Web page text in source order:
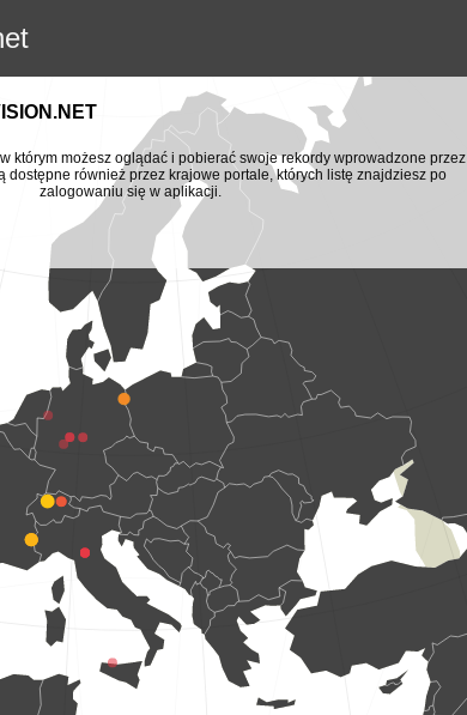
którym możesz oglądać i pobierać swoje rekordy wprowadzone przez
dostępne również przez krajowe portale, których listę znajdziesz po
zalogowaniu się w aplikacji.